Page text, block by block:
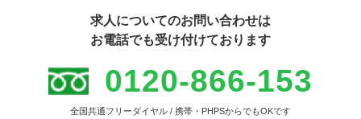
求人についてのお問い合わせは
お電話でも受け付けております
0120-866-153
全国共通フリーダイヤル / 携帯・PHPSからでもOKです